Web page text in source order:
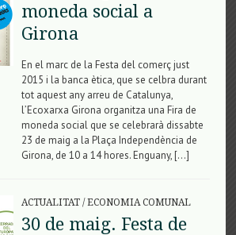
moneda social a
Girona
En el marc de la Festa del comerç just
2015 i la banca ètica, que se celbra durant
tot aquest any arreu de Catalunya,
l’Ecoxarxa Girona organitza una Fira de
moneda social que se celebrarà dissabte
23 de maig a la Plaça Independència de
Girona, de 10 a 14 hores. Enguany, […]
ACTUALITAT/ECONOMIA COMUNAL
30 de maig. Festa de